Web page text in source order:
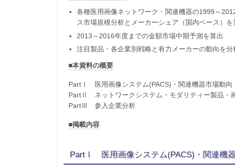
各種医用画像ネットワーク・関連機器の1999～
ス市場規模分析とメーカーシェア（国内ベース）を
2013～2016年度までの金額市場中期予測を算出
注目製品・各企業別戦略と有力メーカーの動向を分
■本資料の概要
PartⅠ 医用画像システム(PACS)・関連機器市場動向
PartⅡ ネットワークシステム・モダリティー製品・
PartⅢ 参入企業分析
■掲載内容
PartⅠ 医用画像システム(PACS)・関連機